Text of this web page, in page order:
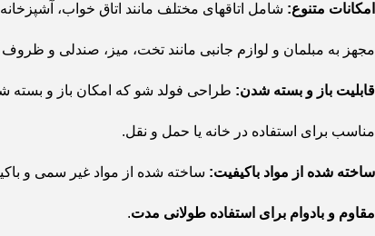
امکانات متنوع: شامل اتاقهای مختلف مانند اتاق خواب،
مجهز به مبلمان و لوازم جانبی مانند تخت، میز، صندلی و ظروف
قابلیت باز و بسته شدن: طراحی فولد شو که امکان باز و بسته
مناسب برای استفاده در خانه یا حمل و نقل.
ساخته شده از مواد باکیفیت: ساخته شده از مواد غیر سمی و
مقاوم و بادوام برای استفاده طولانی مدت.